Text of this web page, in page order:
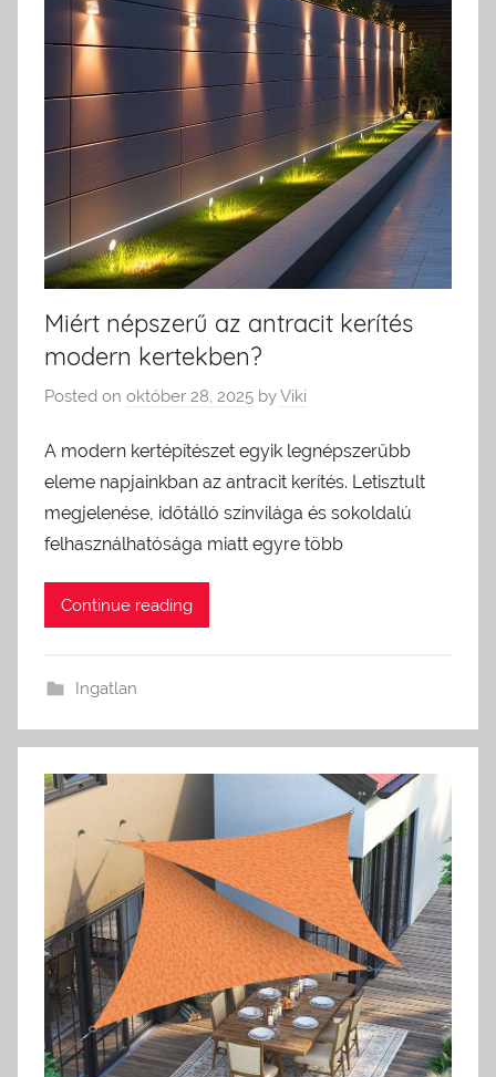
Miért népszerű az antracit kerítés
modern kertekben?
Posted on október 28, 2025 byViki
A modern kertépítészet egyik legnépszerűbb
eleme napjainkban az antracit kerítés. Letisztult
megjelenése, időtálló színvilága és sokoldalú
felhasználhatósága miatt egyre több
Continue reading
Ingatlan